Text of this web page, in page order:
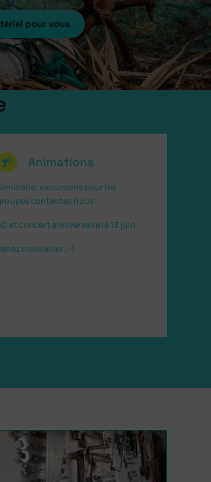
pour vous
Animations
excursions pour les
contactez nous
et concert anniversaire le 13 juin
nous aider ;-)